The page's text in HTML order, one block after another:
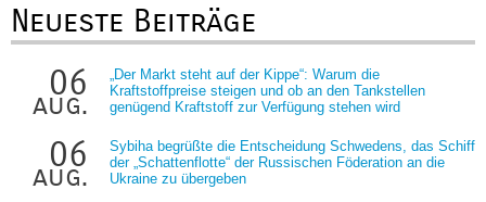
Neueste Beiträge
06
aug.
„Der Markt steht auf der Kippe“: Warum die
Kraftstoffpreise steigen und ob an den Tankstellen
genügend Kraftstoff zur Verfügung stehen wird
06
aug.
Sybiha begrüßte die Entscheidung Schwedens, das Schiff
der „Schattenflotte“ der Russischen Föderation an die
Ukraine zu übergeben